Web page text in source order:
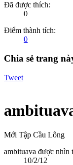
Đã được thích:
0
Điểm thành tích:
0
Chia sẻ trang
Tweet
Mới Tập Cầu Lông
ambituava được nhìn
10/2/12